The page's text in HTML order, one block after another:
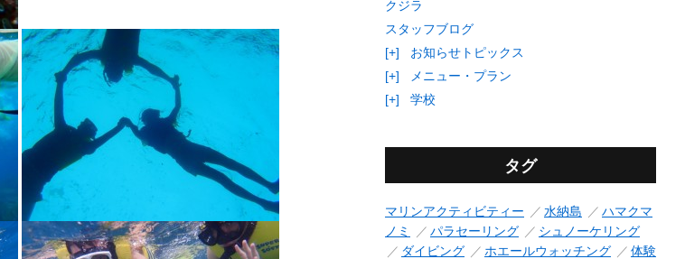
クジラ
スタッフブログ
[+]
お知らせトピックス
[+]
メニュー・プラン
[+]
学校
タグ
マリンアクティビティー 水納島
ハマクマ
ノミ
パラセーリング
シュノーケリング
ダイビング
ホエールウォッチング
体験